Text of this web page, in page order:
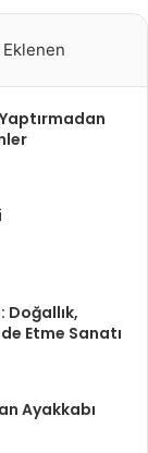
Doğallık,
Etme Sanatı
Ayakkabı